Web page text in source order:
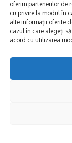
oferim partenerilor de
cu privire la modul în
alte informații oferite
cazul în care alegeți
acord cu utilizarea
E xplorăm
Explorăm valorile
Deltă, Litoral, cele
lacuri, cele mai